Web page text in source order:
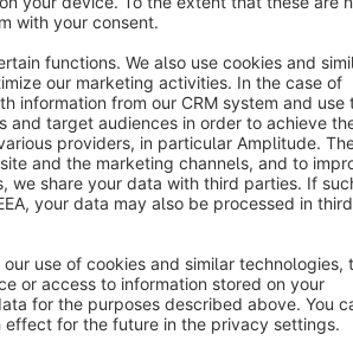
dresden.de
von 14:00 - 16:30 Uhr)